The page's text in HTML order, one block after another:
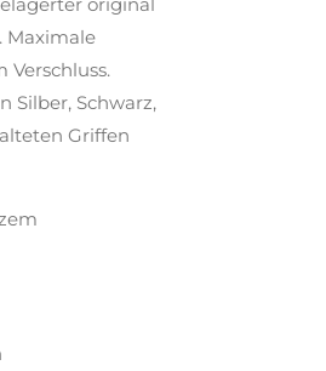
Maximale
Verschluss.
Silber, Schwarz,
Griffen